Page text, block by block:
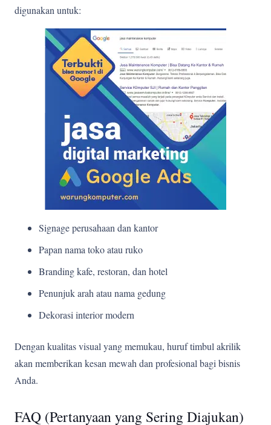
digunakan untuk:
Signage perusahaan dan kantor
Papan nama toko atau ruko
Branding kafe, restoran, dan hotel
Penunjuk arah atau nama gedung
Dekorasi interior modern
Dengan kualitas visual yang memukau, huruf timbul akrilik
akan memberikan kesan mewah dan profesional bagi bisnis
Anda.
FAQ (Pertanyaan yang Sering Diajukan)